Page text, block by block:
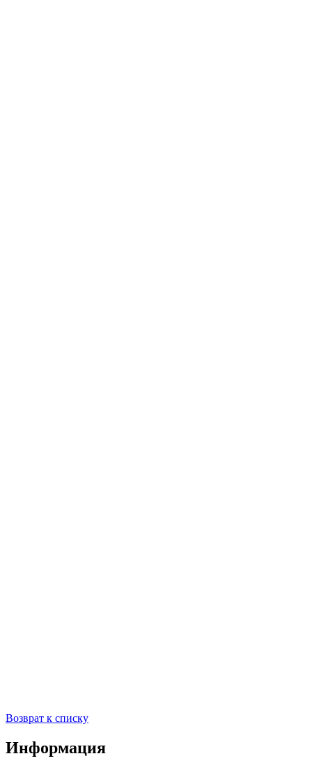
Возврат к списку
Информация